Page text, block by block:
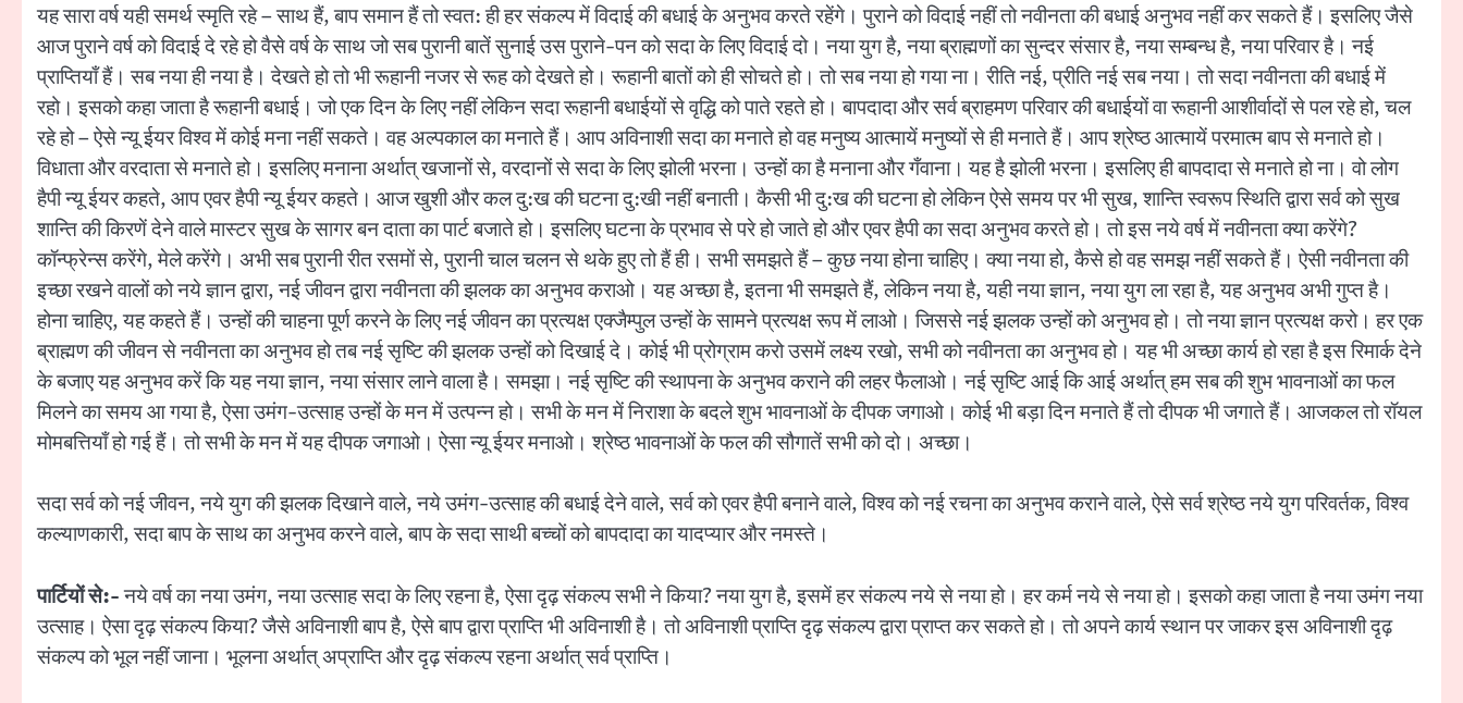
यह सारा वर्ष यही समर्थ स्मृति रहे – साथ हैं, बाप समान हैं तो स्वत: ही हर संकल्प में विदाई की बधाई के अनुभव करते रहेंगे। पुराने को विदाई नहीं तो नवीनता की बधाई अनुभव नहीं कर सकते हैं। इसलिए जैसे
आज पुराने वर्ष को विदाई दे रहे हो वैसे वर्ष के साथ जो सब पुरानी बातें सुनाई उस पुराने-पन को सदा के लिए विदाई दो। नया युग है, नया ब्राह्मणों का सुन्दर संसार है, नया सम्बन्ध है, नया परिवार है। नई
प्राप्तियाँ हैं। सब नया ही नया है। देखते हो तो भी रूहानी नजर से रूह को देखते हो। रूहानी बातों को ही सोचते हो। तो सब नया हो गया ना। रीति नई, प्रीति नई सब नया। तो सदा नवीनता की बधाई में
रहो। इसको कहा जाता है रूहानी बधाई। जो एक दिन के लिए नहीं लेकिन सदा रूहानी बधाईयों से वृद्धि को पाते रहते हो। बापदादा और सर्व ब्राहमण परिवार की बधाईयों वा रूहानी आशीर्वादों से पल रहे हो, चल
रहे हो – ऐसे न्यू ईयर विश्व में कोई मना नहीं सकते। वह अल्पकाल का मनाते हैं। आप अविनाशी सदा का मनाते हो वह मनुष्य आत्मायें मनुष्यों से ही मनाते हैं। आप श्रेष्ठ आत्मायें परमात्म बाप से मनाते हो।
विधाता और वरदाता से मनाते हो। इसलिए मनाना अर्थात् खजानों से, वरदानों से सदा के लिए झोली भरना। उन्हों का है मनाना और गँवाना। यह है झोली भरना। इसलिए ही बापदादा से मनाते हो ना। वो लोग
हैपी न्यू ईयर कहते, आप एवर हैपी न्यू ईयर कहते। आज खुशी और कल दु:ख की घटना दु:खी नहीं बनाती। कैसी भी दु:ख की घटना हो लेकिन ऐसे समय पर भी सुख, शान्ति स्वरूप स्थिति द्वारा सर्व को सुख
शान्ति की किरणें देने वाले मास्टर सुख के सागर बन दाता का पार्ट बजाते हो। इसलिए घटना के प्रभाव से परे हो जाते हो और एवर हैपी का सदा अनुभव करते हो। तो इस नये वर्ष में नवीनता क्या करेंगे?
कॉन्फ्रेन्स करेंगे, मेले करेंगे। अभी सब पुरानी रीत रसमों से, पुरानी चाल चलन से थके हुए तो हैं ही। सभी समझते हैं – कुछ नया होना चाहिए। क्या नया हो, कैसे हो वह समझ नहीं सकते हैं। ऐसी नवीनता की
इच्छा रखने वालों को नये ज्ञान द्वारा, नई जीवन द्वारा नवीनता की झलक का अनुभव कराओ। यह अच्छा है, इतना भी समझते हैं, लेकिन नया है, यही नया ज्ञान, नया युग ला रहा है, यह अनुभव अभी गुप्त है।
होना चाहिए, यह कहते हैं। उन्हों की चाहना पूर्ण करने के लिए नई जीवन का प्रत्यक्ष एक्जैम्पुल उन्हों के सामने प्रत्यक्ष रूप में लाओ। जिससे नई झलक उन्हों को अनुभव हो। तो नया ज्ञान प्रत्यक्ष करो। हर एक
ब्राह्मण की जीवन से नवीनता का अनुभव हो तब नई सृष्टि की झलक उन्हों को दिखाई दे। कोई भी प्रोग्राम करो उसमें लक्ष्य रखो, सभी को नवीनता का अनुभव हो। यह भी अच्छा कार्य हो रहा है इस रिमार्क देने
के बजाए यह अनुभव करें कि यह नया ज्ञान, नया संसार लाने वाला है। समझा। नई सृष्टि की स्थापना के अनुभव कराने की लहर फैलाओ। नई सृष्टि आई कि आई अर्थात् हम सब की शुभ भावनाओं का फल
मिलने का समय आ गया है, ऐसा उमंग-उत्साह उन्हों के मन में उत्पन्न हो। सभी के मन में निराशा के बदले शुभ भावनाओं के दीपक जगाओ। कोई भी बड़ा दिन मनाते हैं तो दीपक भी जगाते हैं। आजकल तो रॉयल
मोमबत्तियाँ हो गई हैं। तो सभी के मन में यह दीपक जगाओ। ऐसा न्यू ईयर मनाओ। श्रेष्ठ भावनाओं के फल की सौगातें सभी को दो। अच्छा।
सदा सर्व को नई जीवन, नये युग की झलक दिखाने वाले, नये उमंग-उत्साह की बधाई देने वाले, सर्व को एवर हैपी बनाने वाले, विश्व को नई रचना का अनुभव कराने वाले, ऐसे सर्व श्रेष्ठ नये युग परिवर्तक, विश्व
कल्याणकारी, सदा बाप के साथ का अनुभव करने वाले, बाप के सदा साथी बच्चों को बापदादा का यादप्यार और नमस्ते।
पार्टियों से:-नये वर्ष का नया उमंग, नया उत्साह सदा के लिए रहना है, ऐसा दृढ़ संकल्प सभी ने किया? नया युग है, इसमें हर संकल्प नये से नया हो। हर कर्म नये से नया हो। इसको कहा जाता है नया उमंग नया
उत्साह। ऐसा दृढ़ संकल्प किया? जैसे अविनाशी बाप है, ऐसे बाप द्वारा प्राप्ति भी अविनाशी है। तो अविनाशी प्राप्ति दृढ़ संकल्प द्वारा प्राप्त कर सकते हो। तो अपने कार्य स्थान पर जाकर इस अविनाशी दृढ़
संकल्प को भूल नहीं जाना। भूलना अर्थात् अप्राप्ति और दृढ़ संकल्प रहना अर्थात् सर्व प्राप्ति।